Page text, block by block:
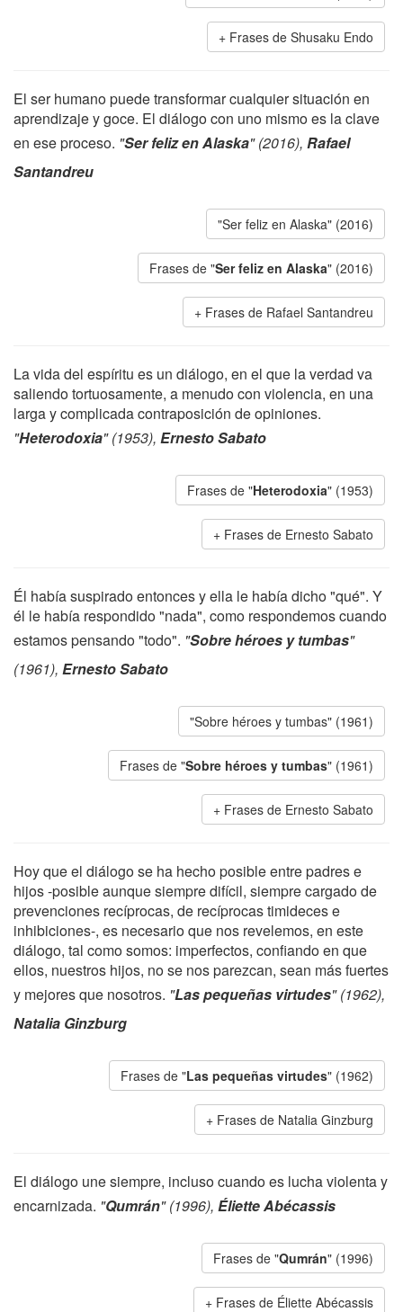
Frases de Shusaku Endo
El ser humano puede transformar cualquier situación en
aprendizaje y goce. El diálogo con uno mismo es la clave
en ese proceso. "Ser feliz en Alaska" (2016), Rafael
Santandreu
"Ser feliz en Alaska" (2016)
Frases de "Ser feliz en Alaska" (2016)
Frases de Rafael Santandreu
La vida del espíritu es un diálogo, en el que la verdad va
saliendo tortuosamente, a menudo con violencia, en una
larga y complicada contraposición de opiniones.
"Heterodoxia" (1953), Ernesto Sabato
Frases de "Heterodoxia" (1953)
Frases de Ernesto Sabato
Él había suspirado entonces y ella le había dicho "qué". Y
él le había respondido "nada", como respondemos cuando
estamos pensando "todo". "Sobre héroes y tumbas"
(1961), Ernesto Sabato
"Sobre héroes y tumbas" (1961)
Frases de "Sobre héroes y tumbas" (1961)
Frases de Ernesto Sabato
Hoy que el diálogo se ha hecho posible entre padres e
hijos -posible aunque siempre difícil, siempre cargado de
prevenciones recíprocas, de recíprocas timideces e
inhibiciones-, es necesario que nos revelemos, en este
diálogo, tal como somos: imperfectos, confiando en que
ellos, nuestros hijos, no se nos parezcan, sean más fuertes
y mejores que nosotros. "Las pequeñas virtudes" (1962),
Natalia Ginzburg
Frases de "Las pequeñas virtudes" (1962)
Frases de Natalia Ginzburg
El diálogo une siempre, incluso cuando es lucha violenta y
encarnizada. "Qumrán" (1996), Éliette Abécassis
Frases de "Qumrán" (1996)
Frases de Éliette Abécassis